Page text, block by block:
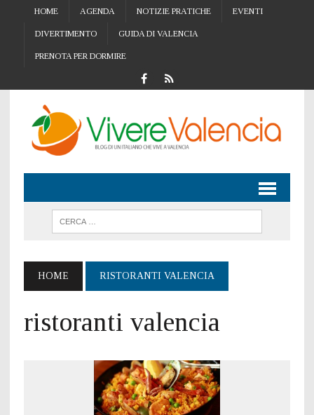
HOME AGENDA NOTIZIE PRATICHE EVENTI
DIVERTIMENTO GUIDA DI VALENCIA
PRENOTA PER DORMIRE
HOME RISTORANTI VALENCIA
ristoranti valencia